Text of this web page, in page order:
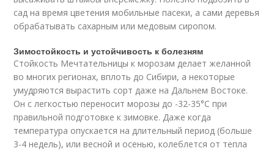
сад на время цветения мобильные пасеки, а сами деревья
обрабатывать сахарным или медовым сиропом.
Зимостойкость и устойчивость к болезням
Стойкость Мечтательницы к морозам делает желанной
во многих регионах, вплоть до Сибири, а некоторые
умудряются вырастить сорт даже на Дальнем Востоке.
Он с легкостью переносит морозы до -32-35°С при
правильной подготовке к зимовке. Даже когда
температура опускается на длительный период (больше
3-4 недель), или весной и осенью, колеблется от тепла